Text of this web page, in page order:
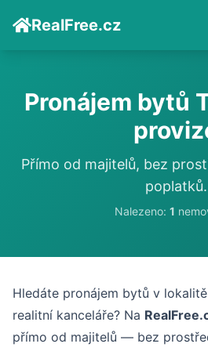
RealFree.cz
Pronájem bytů
Přímo od majitelů, bez
poplatků.
Nalezeno: 1
Hledáte pronájem bytů v lokalitě
realitní kanceláře? Na
přímo od majitelů — bez